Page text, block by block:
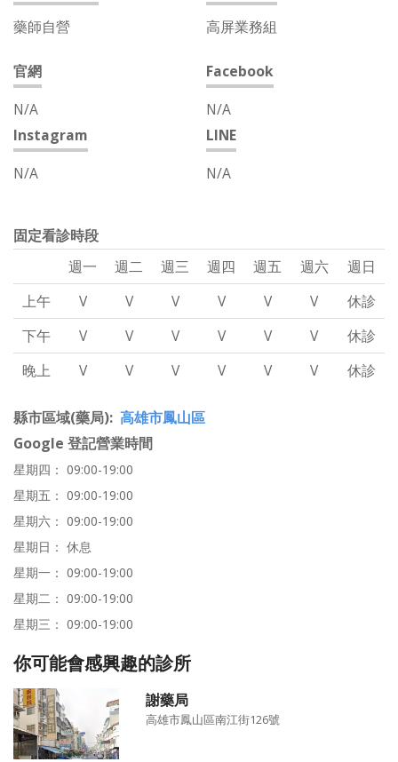
藥師自營
高屏業務組
官網
N/A
Facebook
N/A
Instagram
N/A
LINE
N/A
固定看診時段
週一
週二 週三 週四 週五 週六
週日
上午
V V V V V V
休診
下午
V V V V V V
休診
晚上
V V V V V V 休診
縣市區域(藥局) 高雄市鳳山區
Google 登記營業時間
星期四： 09:00-19:00
星期五： 09:00-19:00
星期六： 09:00-19:00
星期日： 休息
星期一： 09:00-19:00
星期二： 09:00-19:00
星期三： 09:00-19:00
你可能會感興趣的診所
謝藥局
高雄市鳳山區南江街126號